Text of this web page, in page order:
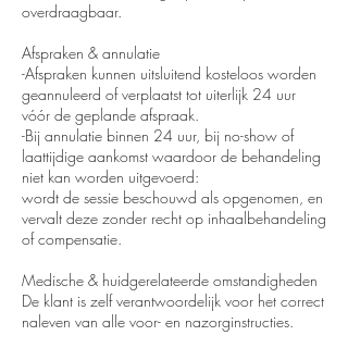
overdraagbaar.
Afspraken & annulatie
-Afspraken kunnen uitsluitend kosteloos worden
geannuleerd of verplaatst tot uiterlijk 24 uur
vóór de geplande afspraak.
-Bij annulatie binnen 24 uur, bij no-show of
laattijdige aankomst waardoor de behandeling
niet kan worden uitgevoerd:
wordt de sessie beschouwd als opgenomen, en
vervalt deze zonder recht op inhaalbehandeling
of compensatie.
Medische & huidgerelateerde omstandigheden
De klant is zelf verantwoordelijk voor het correct
naleven van alle voor- en nazorginstructies.